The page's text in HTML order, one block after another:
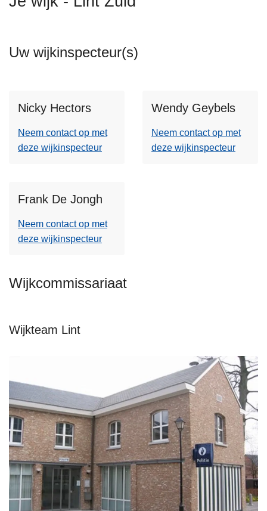
Uw wijkinspecteur(s)
Nicky Hectors
Neem contact op met
deze wijkinspecteur
Wendy Geybels
Neem contact op met
deze wijkinspecteur
Frank De Jongh
Neem contact op met
deze wijkinspecteur
Wijkcommissariaat
Wijkteam Lint